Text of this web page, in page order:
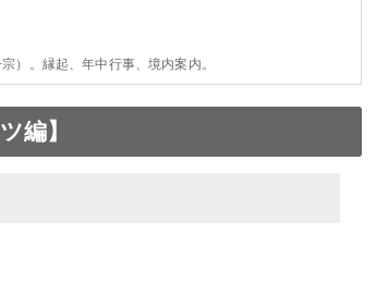
）。縁起、年中行事、境内案内。
編】